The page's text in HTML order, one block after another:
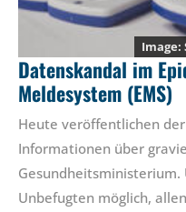
Datenskandal im
Meldesystem (EMS)
Heute veröffentlichen
Informationen über
Gesundheitsministerium.
Unbefugten möglich,